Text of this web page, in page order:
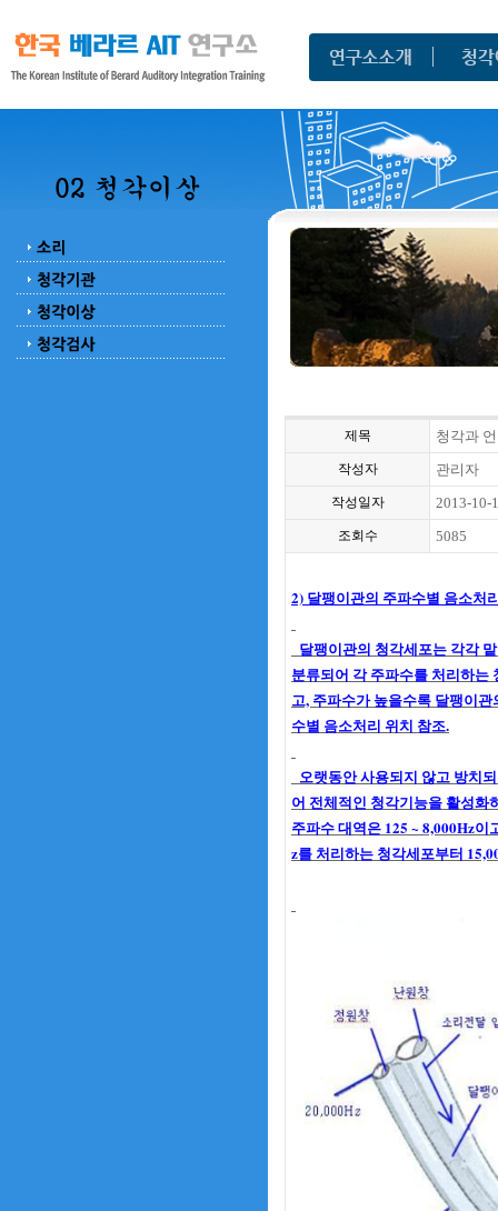
제목 청각과
작성자 관리자
작성일자 2013-10-
조회수 5085
2) 달팽이관의 주파수별 음소처
달팽이관의 청각세포는 각각
분류되어 각 주파수를 처리하는
고, 주파수가 높을수록 달팽이
수별 음소처리 위치 참조.
오랫동안 사용되지 않고 방치
어 전체적인 청각기능을 활성화
주파수 대역은 125 ~ 8,000Hz
z를 처리하는 청각세포부터